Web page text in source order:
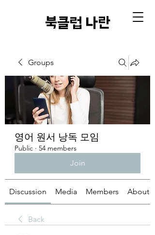
​북클럽 나란
Groups
영어 원서 낭독 모임
Public · 54 members
Join
Discussion Media Members About
Back